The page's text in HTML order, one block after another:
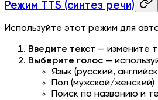
Режим TTS (синтез речи)
Используйте этот режим для
Введите текст — измените
Выберите голос —
Язык (русский,
Пол (мужской/женский)
Поиск по названию и